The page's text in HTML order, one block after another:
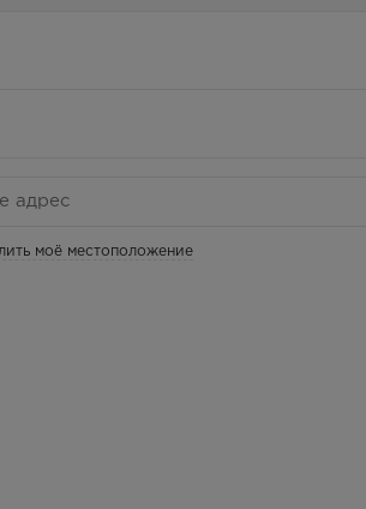
моё местоположение